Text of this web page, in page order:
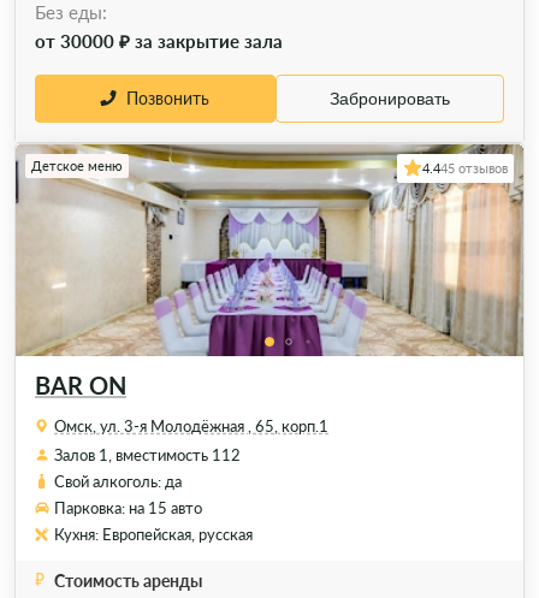
Без еды:
от 30000 ₽ за закрытие зала
Позвонить Забронировать
BAR ON
Детское меню 4.445 отзывов
Омск, ул. 3-я Молодёжная , 65, корп.1
Залов 1, вместимость 112
Свой алкоголь: да
Парковка: на 15 авто
Кухня: Европейская, русская
Стоимость аренды